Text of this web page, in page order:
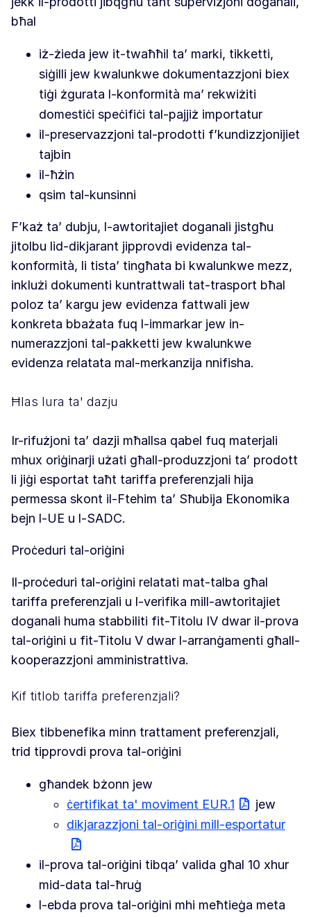
bħal
iż-żieda jew it-twaħħil ta’ marki, tikketti,
siġilli jew kwalunkwe dokumentazzjoni biex
tiġi żgurata l-konformità ma’ rekwiżiti
domestiċi speċifiċi tal-pajjiż importatur
il-preservazzjoni tal-prodotti f’kundizzjonijiet
tajbin
il-ħżin
qsim tal-kunsinni
F’każ ta’ dubju, l-awtoritajiet doganali jistgħu
jitolbu lid-dikjarant jipprovdi evidenza tal-
konformità, li tista’ tingħata bi kwalunkwe mezz,
inklużi dokumenti kuntrattwali tat-trasport bħal
poloz ta’ kargu jew evidenza fattwali jew
konkreta bbażata fuq l-immarkar jew in-
numerazzjoni tal-pakketti jew kwalunkwe
evidenza relatata mal-merkanzija nnifisha.
Ħlas lura ta' dazju
Ir-rifużjoni ta’ dazji mħallsa qabel fuq materjali
mhux oriġinarji użati għall-produzzjoni ta’ prodott
li jiġi esportat taħt tariffa preferenzjali hija
permessa skont il-Ftehim ta’ Sħubija Ekonomika
bejn l-UE u l-SADC.
Proċeduri tal-oriġini
Il-proċeduri tal-oriġini relatati mat-talba għal
tariffa preferenzjali u l-verifika mill-awtoritajiet
doganali huma stabbiliti fit-Titolu IV dwar il-prova
tal-oriġini u fit-Titolu V dwar l-arranġamenti għall-
kooperazzjoni amministrattiva.
Kif titlob tariffa preferenzjali?
Biex tibbenefika minn trattament preferenzjali,
trid tipprovdi prova tal-oriġini
għandek bżonn jew
ċertifikat ta' moviment EUR.1
jew
dikjarazzjoni tal-oriġini mill-esportatur
il-prova tal-oriġini tibqa’ valida għal 10 xhur
mid-data tal-ħruġ
l-ebda prova tal-oriġini mhi meħtieġa meta